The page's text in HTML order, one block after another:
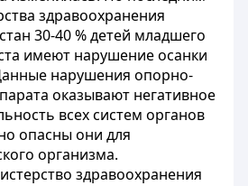
здравоохранения
30-40 % детей младшего
имеют нарушение осанки
нарушения опорно-
оказывают негативное
всех систем органов
опасны они для
организма.
здравоохранения